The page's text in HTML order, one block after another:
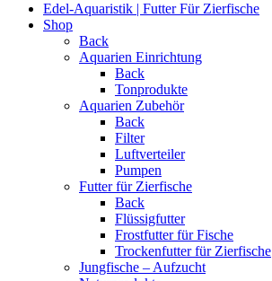
Edel-Aquaristik | Futter Für Zierfische
Shop
Back
Aquarien Einrichtung
Back
Tonprodukte
Aquarien Zubehör
Back
Filter
Luftverteiler
Pumpen
Futter für Zierfische
Back
Flüssigfutter
Frostfutter für Fische
Trockenfutter für Zierfische
Jungfische – Aufzucht